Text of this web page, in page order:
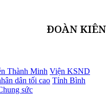
ĐOÀN KIÊN
Thành Minh Viện KSND
dân tối cao Tỉnh Bình
sức